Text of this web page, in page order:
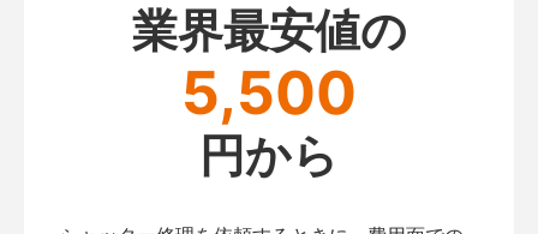
業界最安値の
5,500
円から